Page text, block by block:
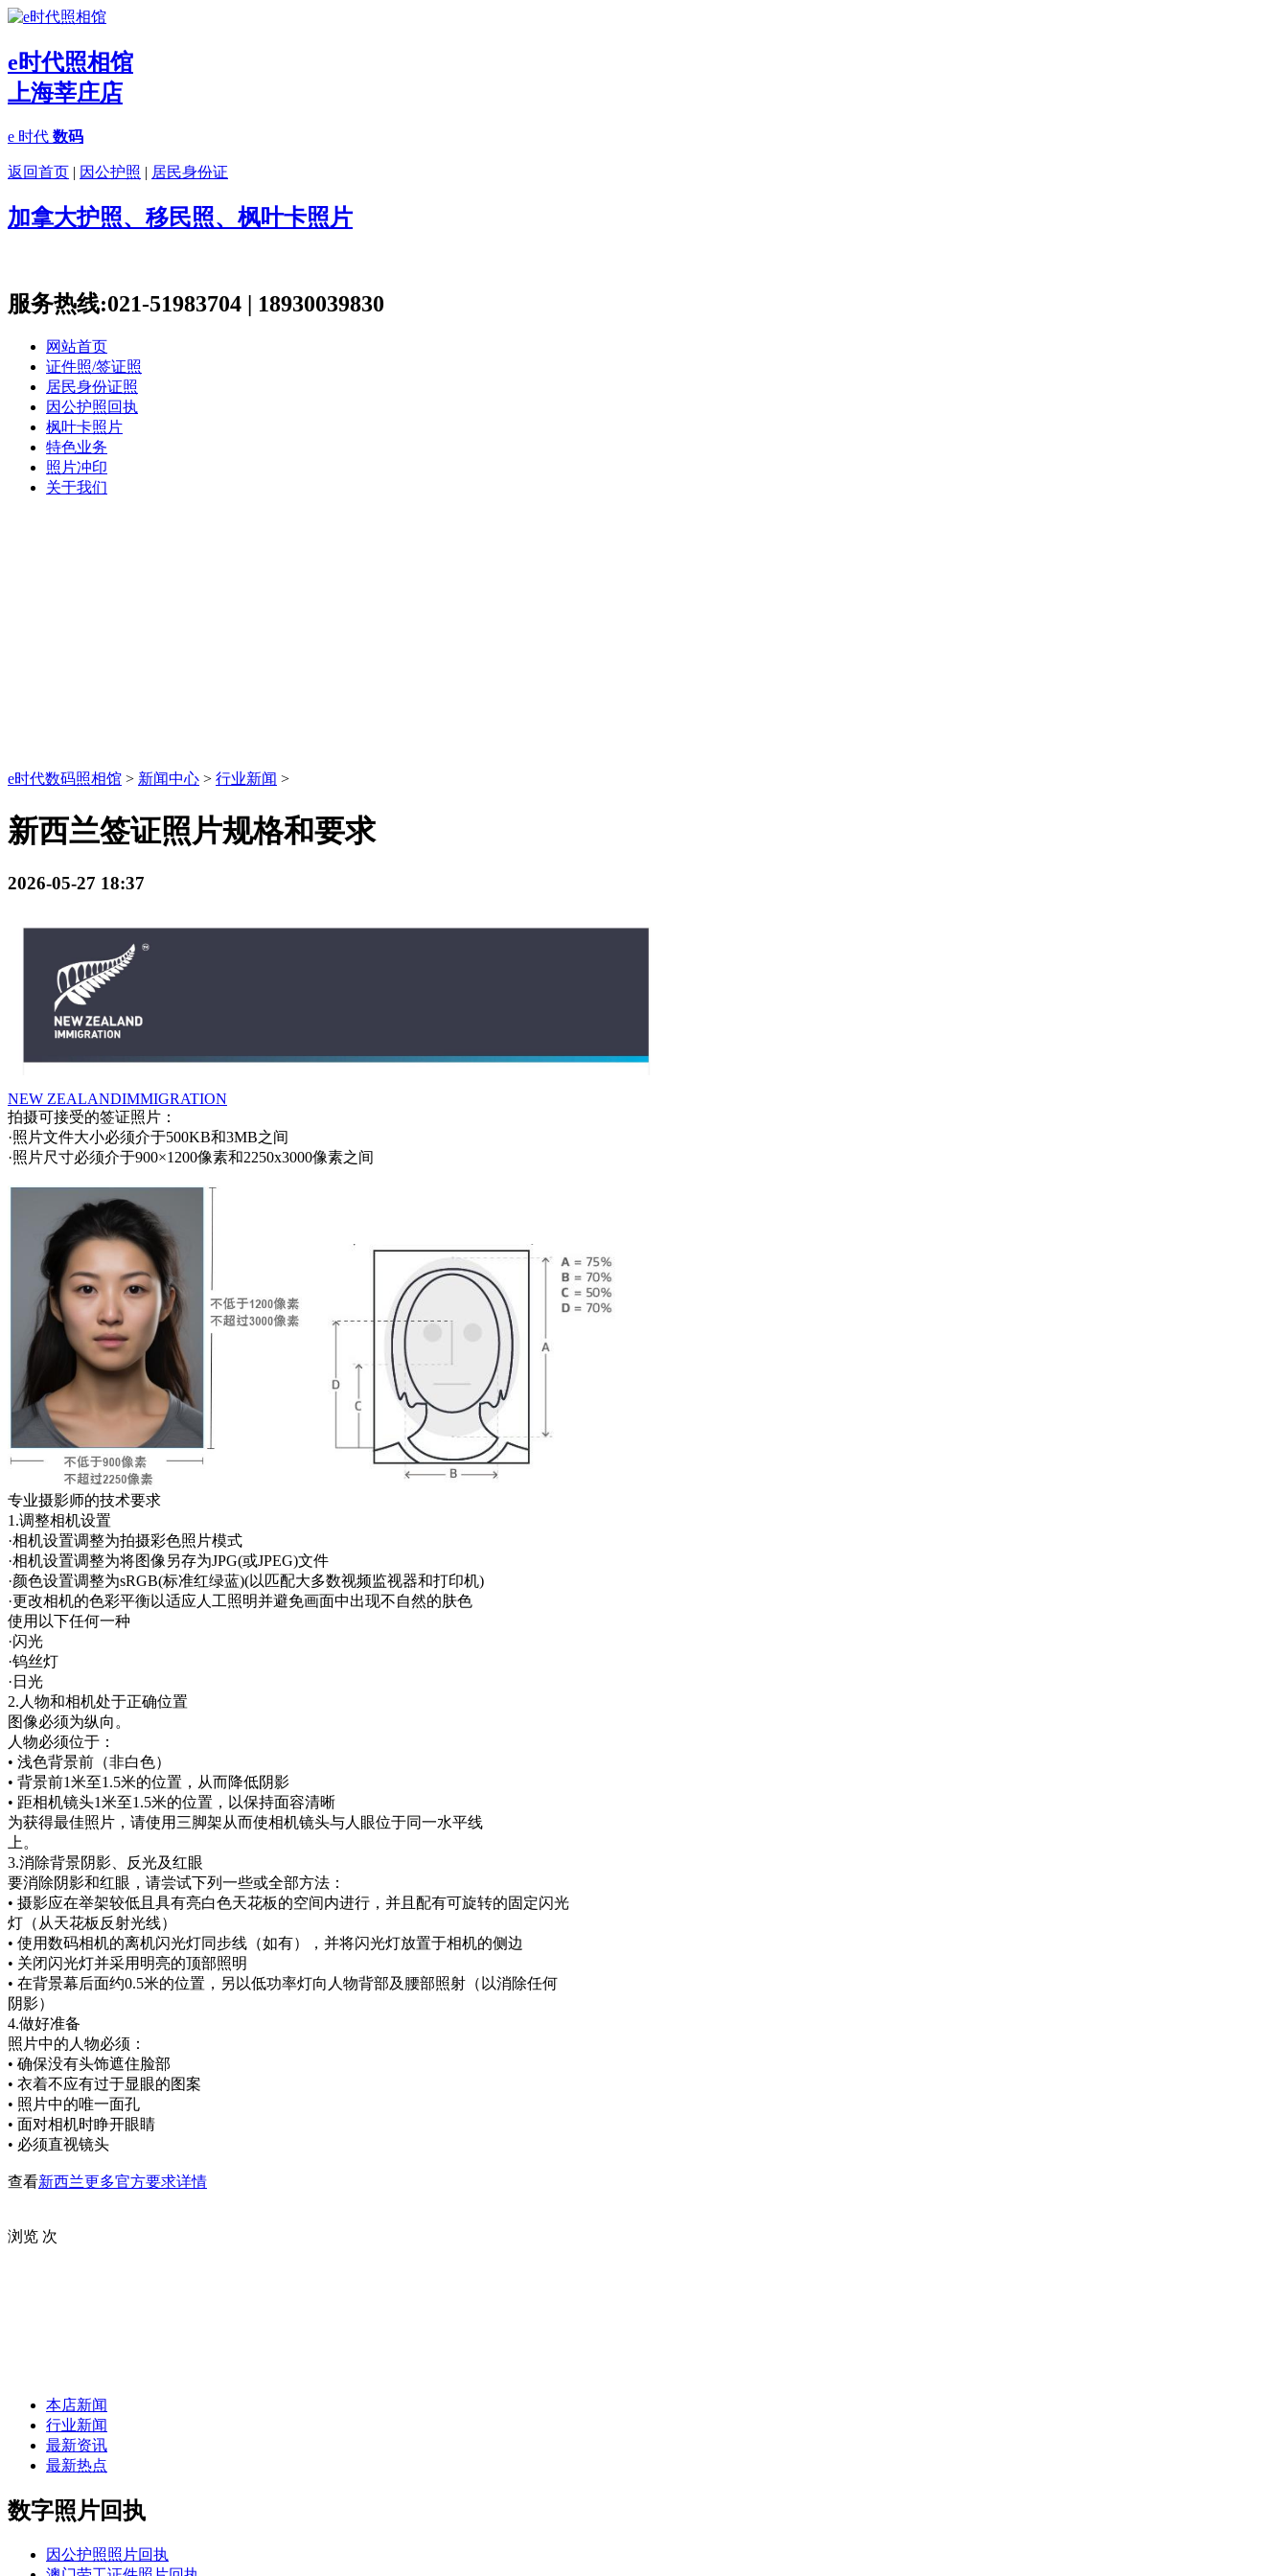
e时代照相馆
上海莘庄店
e 时代 数码
返回首页 | 因公护照 | 居民身份证
加拿大护照、移民照、枫叶卡照片
服务热线:021-51983704 | 18930039830
网站首页
证件照/签证照
居民身份证照
因公护照回执
枫叶卡照片
特色业务
照片冲印
关于我们
e时代数码照相馆 > 新闻中心 > 行业新闻 >
新西兰签证照片规格和要求
2026-05-27 18:37
NEW ZEALANDIMMIGRATION
拍摄可接受的签证照片：
·照片文件大小必须介于500KB和3MB之间
·照片尺寸必须介于900×1200像素和2250x3000像素之间
专业摄影师的技术要求
1.调整相机设置
·相机设置调整为拍摄彩色照片模式
·相机设置调整为将图像另存为JPG(或JPEG)文件
·颜色设置调整为sRGB(标准红绿蓝)(以匹配大多数视频监视器和打印机)
·更改相机的色彩平衡以适应人工照明并避免画面中出现不自然的肤色
使用以下任何一种
·闪光
·钨丝灯
·日光
2.人物和相机处于正确位置
图像必须为纵向。
人物必须位于：
• 浅色背景前（非白色）
• 背景前1米至1.5米的位置，从而降低阴影
• 距相机镜头1米至1.5米的位置，以保持面容清晰
为获得最佳照片，请使用三脚架从而使相机镜头与人眼位于同一水平线
上。
3.消除背景阴影、反光及红眼
要消除阴影和红眼，请尝试下列一些或全部方法：
• 摄影应在举架较低且具有亮白色天花板的空间内进行，并且配有可旋转的固定闪光
灯（从天花板反射光线）
• 使用数码相机的离机闪光灯同步线（如有），并将闪光灯放置于相机的侧边
• 关闭闪光灯并采用明亮的顶部照明
• 在背景幕后面约0.5米的位置，另以低功率灯向人物背部及腰部照射（以消除任何
阴影）
4.做好准备
照片中的人物必须：
• 确保没有头饰遮住脸部
• 衣着不应有过于显眼的图案
• 照片中的唯一面孔
• 面对相机时睁开眼睛
• 必须直视镜头
查看新西兰更多官方要求详情
浏览 次
本店新闻
行业新闻
最新资讯
最新热点
数字照片回执
因公护照照片回执